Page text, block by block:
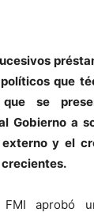
que
se
Gobierno a
y el
aprobó